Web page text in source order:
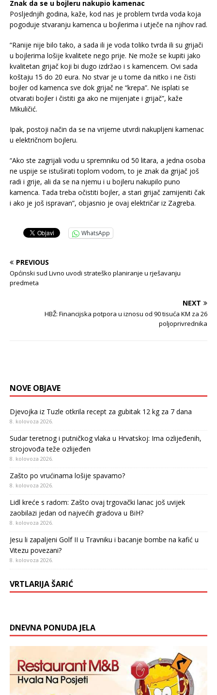
Znak da se u bojleru nakupio kamenac
Posljednjih godina, kaže, kod nas je problem tvrda voda koja
pogoduje stvaranju kamenca u bojlerima i utječe na njihov rad.
“Ranije nije bilo tako, a sada ili je voda toliko tvrda ili su grijači
u bojlerima lošije kvalitete nego prije. Ne može se kupiti jako
kvalitetan grijač koji bi dugo izdržao i s kamencem. Ovi sada
koštaju 15 do 20 eura. No stvar je u tome da nitko i ne čisti
bojler od kamenca sve dok grijač ne “krepa”. Ne isplati se
otvarati bojler i čistiti ga ako ne mijenjate i grijač”, kaže
Mikuličić.
Ipak, postoji način da se na vrijeme utvrdi nakupljeni kamenac
u električnom bojleru.
“Ako ste zagrijali vodu u spremniku od 50 litara, a jedna osoba
ne uspije se istuširati toplom vodom, to je znak da grijač još
radi i grije, ali da se na njemu i u bojleru nakupilo puno
kamenca. Tada treba očistiti bojler, a stari grijač zamijeniti čak
i ako je još ispravan”, objasnio je ovaj električar iz Zagreba.
WhatsApp
PREVIOUS
Općinski sud Livno uvodi strateško planiranje u rješavanju
predmeta
NEXT
HBŽ: Financijska potpora u iznosu od 90 tisuća KM za 26
poljoprivrednika
NOVE OBJAVE
Djevojka iz Tuzle otkrila recept za gubitak 12 kg za 7 dana
8. kolovoza 2026.
Sudar teretnog i putničkog vlaka u Hrvatskoj: Ima ozlijeđenih,
strojovođa teže ozlijeđen
8. kolovoza 2026.
Zašto po vrućinama lošije spavamo?
8. kolovoza 2026.
Lidl kreće s radom: Zašto ovaj trgovački lanac još uvijek
zaobilazi jedan od najvećih gradova u BiH?
8. kolovoza 2026.
Jesu li zapaljeni Golf II u Travniku i bacanje bombe na kafić u
Vitezu povezani?
8. kolovoza 2026.
VRTLARIJA ŠARIĆ
DNEVNA PONUDA JELA